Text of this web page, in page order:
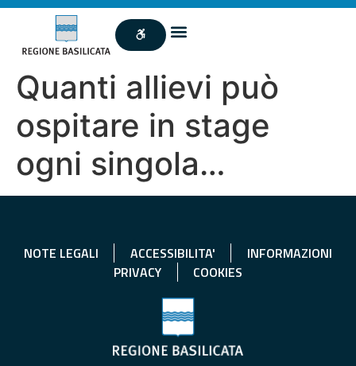
Quanti allievi può
ospitare in stage
ogni singola…
NOTE LEGALI ACCESSIBILITA'
INFORMAZIONI
PRIVACY
COOKIES